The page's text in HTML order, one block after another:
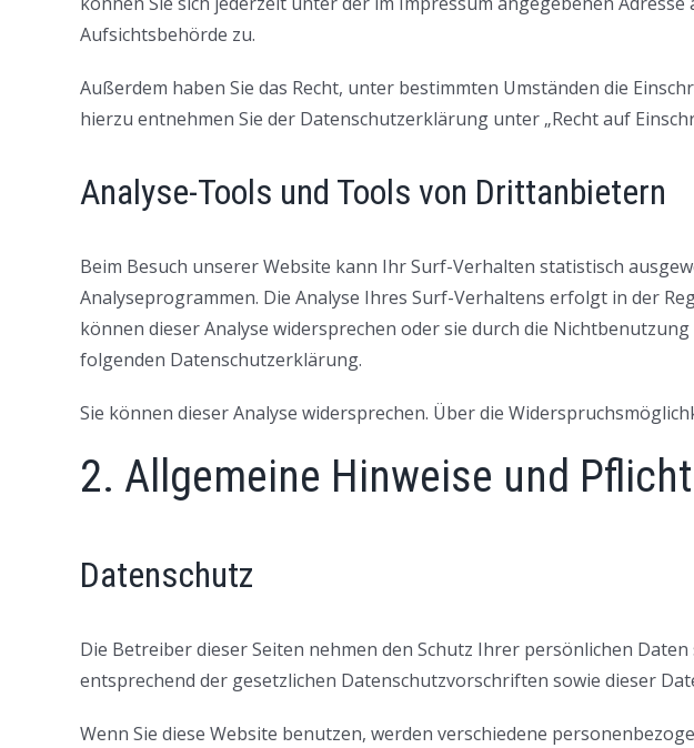
Aufsichtsbehörde zu.
Außerdem haben Sie das Recht, unter bestimmten Umständen die
hierzu entnehmen Sie der Datenschutzerklärung unter „Recht auf
Analyse-Tools und Tools von Drittanbietern
Beim Besuch unserer Website kann Ihr Surf-Verhalten statistisch
Analyseprogrammen. Die Analyse Ihres Surf-Verhaltens erfolgt in der
können dieser Analyse widersprechen oder sie durch die
folgenden Datenschutzerklärung.
Sie können dieser Analyse widersprechen. Über die
2. Allgemeine Hinweise und
Datenschutz
Die Betreiber dieser Seiten nehmen den Schutz Ihrer persönlichen
entsprechend der gesetzlichen Datenschutzvorschriften sowie dieser
Wenn Sie diese Website benutzen, werden verschiedene